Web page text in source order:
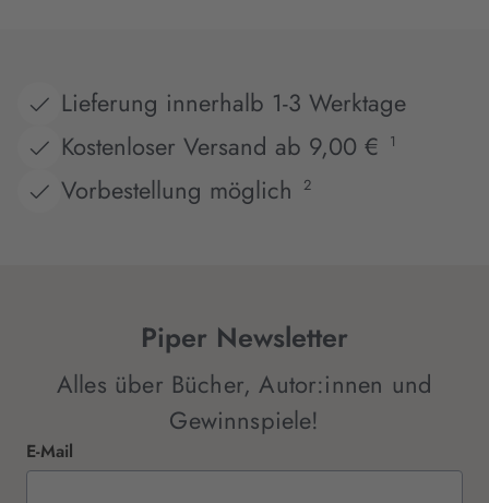
Lieferung innerhalb 1-3 Werktage
Kostenloser Versand ab 9,00 €
1
Vorbestellung möglich 2
Piper Newsletter
Alles über Bücher, Autor:innen und
Gewinnspiele!
E-Mail